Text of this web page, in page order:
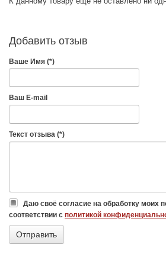
Добавить отзыв
Ваше Имя (*)
Ваш E-mail
Текст отзыва (*)
Даю своё согласие на обработку моих
соответствии с политикой